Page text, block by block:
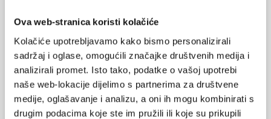
Ova web-stranica koristi kolačiće
Kolačiće upotrebljavamo kako bismo personalizirali
sadržaj i oglase, omogućili značajke društvenih medija i
analizirali promet. Isto tako, podatke o vašoj upotrebi
naše web-lokacije dijelimo s partnerima za društvene
medije, oglašavanje i analizu, a oni ih mogu kombinirati s
drugim podacima koje ste im pružili ili koje su prikupili
Par spojnica s brtvom.
Izlazi: 3.
Razdjelnik za sustave grijanja i hlađenja.
Izlazi: 4.
Proširi